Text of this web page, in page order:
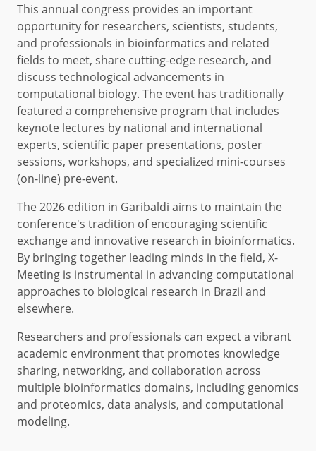
This annual congress provides an important
opportunity for researchers, scientists, students,
and professionals in bioinformatics and related
fields to meet, share cutting-edge research, and
discuss technological advancements in
computational biology. The event has traditionally
featured a comprehensive program that includes
keynote lectures by national and international
experts, scientific paper presentations, poster
sessions, workshops, and specialized mini-courses
(on-line) pre-event.
The 2026 edition in Garibaldi aims to maintain the
conference's tradition of encouraging scientific
exchange and innovative research in bioinformatics.
By bringing together leading minds in the field, X-
Meeting is instrumental in advancing computational
approaches to biological research in Brazil and
elsewhere.
Researchers and professionals can expect a vibrant
academic environment that promotes knowledge
sharing, networking, and collaboration across
multiple bioinformatics domains, including genomics
and proteomics, data analysis, and computational
modeling.